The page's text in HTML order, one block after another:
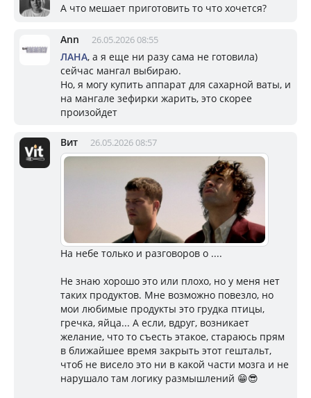
А что мешает приготовить то что хочется?
Ann 26.05.2026 08:55
ЛАНА, а я еще ни разу сама не готовила)
сейчас мангал выбираю.
Но, я могу купить аппарат для сахарной ваты, и
на мангале зефирки жарить, это скорее
произойдет
Вит 26.05.2026 08:57
На небе только и разговоров о ....
Не знаю хорошо это или плохо, но у меня нет
таких продуктов. Мне возможно повезло, но
мои любимые продукты это грудка птицы,
гречка, яйца... А если, вдруг, возникает
желание, что то съесть этакое, стараюсь прям
в ближайшее время закрыть этот гештальт,
чтоб не висело это ни в какой части мозга и не
нарушало там логику размышлений 😁😎